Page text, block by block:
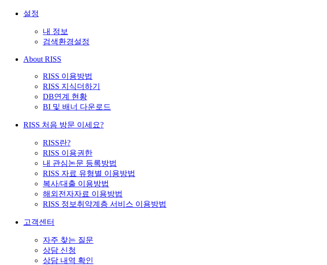
설정
내 정보
검색환경설정
About RISS
RISS 이용방법
RISS 지식더하기
DB연계 현황
BI 및 배너 다운로드
RISS 처음 방문 이세요?
RISS란?
RISS 이용권한
내 관심논문 등록방법
RISS 자료 유형별 이용방법
복사/대출 이용방법
해외전자자료 이용방법
RISS 정보취약계층 서비스 이용방법
고객센터
자주 찾는 질문
상담 신청
상담 내역 확인